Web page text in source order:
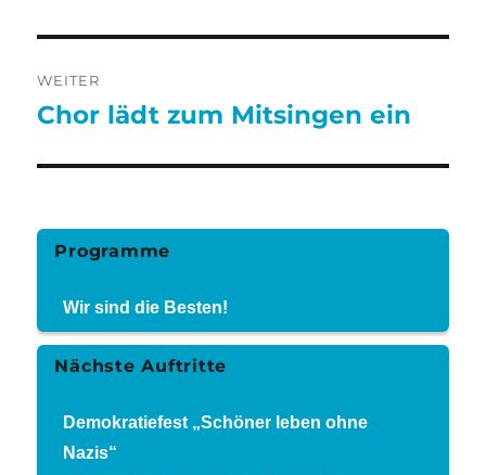
WEITER
Nächster
Chor lädt zum Mitsingen ein
Programme
Wir sind die Besten!
Nächste Auftritte
Demokratiefest „Schöner leben ohne
Nazis“